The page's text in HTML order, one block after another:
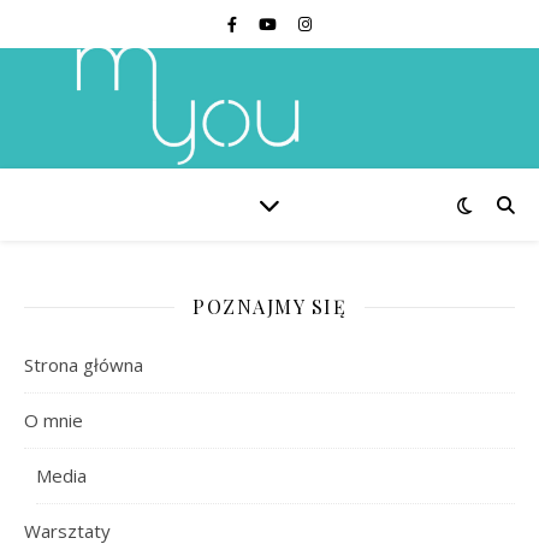
POZNAJMY SIĘ
Strona główna
O mnie
Media
Warsztaty